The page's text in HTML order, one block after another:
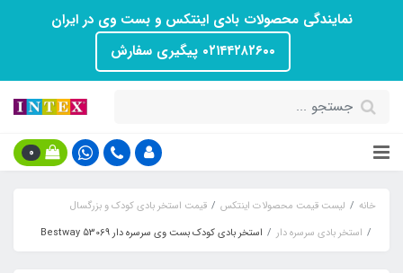
نمایندگی محصولات بادی اینتکس و بست وی در ایران
۰۲۱۴۴۲۸۲۶۰۰ پیگیری سفارش
0
خانه لیست قیمت محصولات اینتکس
قیمت استخر بادی کودک و بزرگسال
استخر بادی سرسره دار
استخر بادی کودک بست وی سرسره دار Bestway 53069